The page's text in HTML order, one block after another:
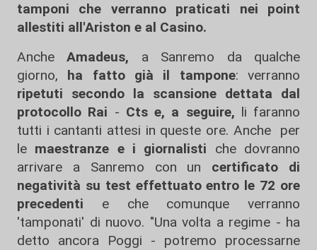
tamponi che verranno praticati nei point
allestiti all'Ariston e al Casino.
AncheAmadeus, a Sanremo da qualche
giorno, ha fatto già il tampone: verranno
ripetuti secondo la scansione dettata dal
protocollo Rai - Cts e, a seguire, li faranno
tutti i cantanti attesi in queste ore. Anche per
le maestranze e i giornalisti che dovranno
arrivare a Sanremo con un certificato di
negatività su test effettuato entro le 72 ore
precedenti e che comunque verranno
'tamponati' di nuovo. "Una volta a regime - ha
detto ancora Poggi - potremo processarne